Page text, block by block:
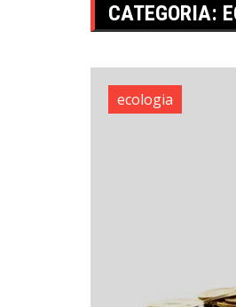
CATEGORIA:
ecologia